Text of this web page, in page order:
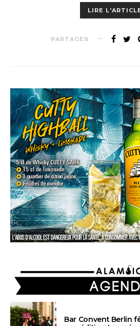
LIRE
PARTAGER
AGENDA
Bar Convent Berlin